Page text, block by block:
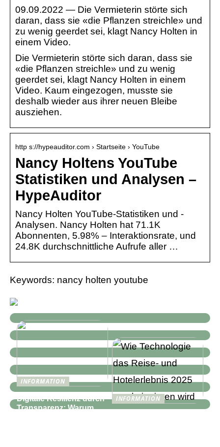
09.09.2022 — Die Vermieterin störte sich
daran, dass sie «die Pflanzen streichle» und
zu wenig geerdet sei, klagt Nancy Holten in
einem Video.
Die Vermieterin störte sich daran, dass sie
«die Pflanzen streichle» und zu wenig
geerdet sei, klagt Nancy Holten in einem
Video. Kaum eingezogen, musste sie
deshalb wieder aus ihrer neuen Bleibe
ausziehen.
http s://hypeauditor.com › Startseite › YouTube
Nancy Holtens YouTube
Statistiken und Analysen –
HypeAuditor
Nancy Holten YouTube-Statistiken und -
Analysen. Nancy Holten hat 71.1K
Abonnenten, 5.98% – Interaktionsrate, und
24.8K durchschnittliche Aufrufe aller …
Keywords: nancy holten youtube
INFORMATION
Digitale Resilienz durch
Transparenz: Warum
INFORMATION